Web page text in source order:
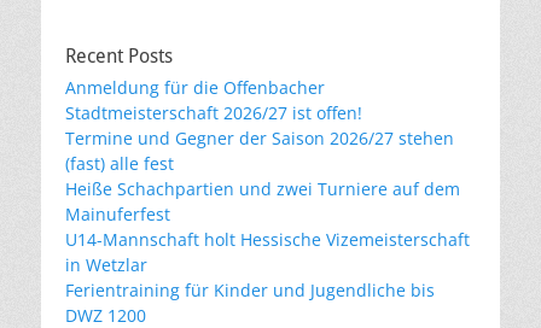
Recent Posts
Anmeldung für die Offenbacher
Stadtmeisterschaft 2026/27 ist offen!
Termine und Gegner der Saison 2026/27 stehen
(fast) alle fest
Heiße Schachpartien und zwei Turniere auf dem
Mainuferfest
U14-Mannschaft holt Hessische Vizemeisterschaft
in Wetzlar
Ferientraining für Kinder und Jugendliche bis
DWZ 1200